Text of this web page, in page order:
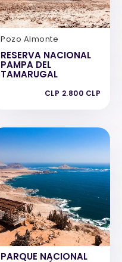
Pozo Almonte
RESERVA NACIONAL
PAMPA DEL
TAMARUGAL
CLP 2.800 CLP
PARQUE NACIONAL